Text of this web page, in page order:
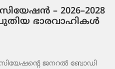
– 2026–2028
ഭാരവാഹികൾ
ജനറൽ ബോഡി